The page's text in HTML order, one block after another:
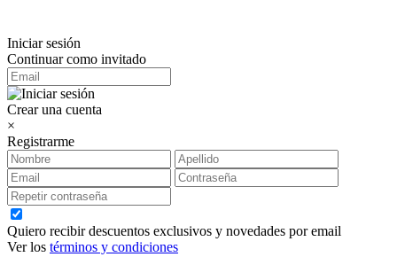
Iniciar sesión
Continuar como invitado
Crear una cuenta
×
Registrarme
Quiero recibir descuentos exclusivos y novedades por email
Ver los términos y condiciones